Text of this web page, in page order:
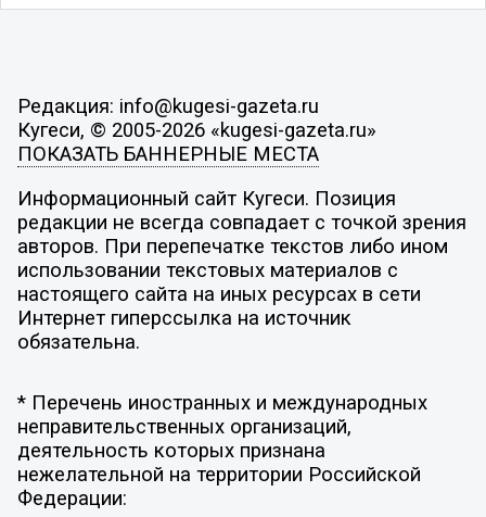
Редакция: info@kugesi-gazeta.ru
Кугеси, © 2005-2026 «kugesi-gazeta.ru»
ПОКАЗАТЬ БАННЕРНЫЕ МЕСТА
Информационный сайт Кугеси. Позиция
редакции не всегда совпадает с точкой зрения
авторов. При перепечатке текстов либо ином
использовании текстовых материалов с
настоящего сайта на иных ресурсах в сети
Интернет гиперссылка на источник
обязательна.
* Перечень иностранных и международных
неправительственных организаций,
деятельность которых признана
нежелательной на территории Российской
Федерации: